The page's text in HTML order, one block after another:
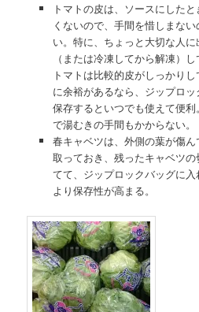
トマトの皮は、ソースにした
くないので、手間を惜しまな
い。特に、ちょっと大切な人
（または冷凍してから解凍）し
トマトは比較的皮がしっかり
に余裕があるなら、ジップロ
保存するといつでも使えて便
で湯むきの手間もかからない。
春キャベツは、外側の葉が傷
取っておき、残ったキャベツ
てて、ジップロックバッグに
より保存性が高まる。